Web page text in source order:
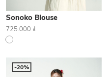
Sonoko Blouse
725.000 ₫
-20%